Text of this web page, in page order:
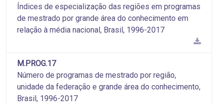
Índices de especialização das regiões em programas
de mestrado por grande área do conhecimento em
relação à média nacional, Brasil, 1996-2017
M.PROG.17
Número de programas de mestrado por região,
unidade da federação e grande área do conhecimento,
Brasil, 1996-2017